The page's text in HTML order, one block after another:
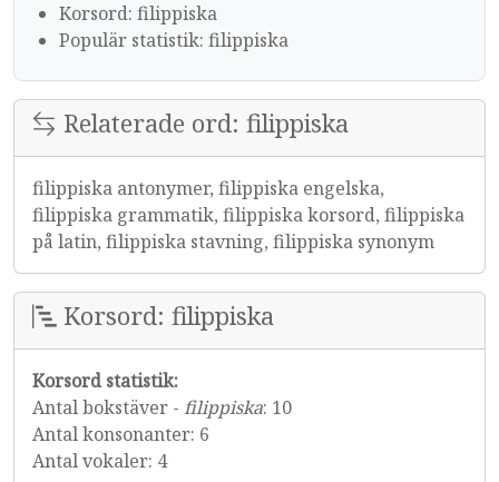
Korsord: filippiska
Populär statistik: filippiska
Relaterade ord: filippiska
filippiska antonymer, filippiska engelska,
filippiska grammatik, filippiska korsord, filippiska
på latin, filippiska stavning, filippiska synonym
Korsord: filippiska
Korsord statistik:
Antal bokstäver - filippiska: 10
Antal konsonanter: 6
Antal vokaler: 4